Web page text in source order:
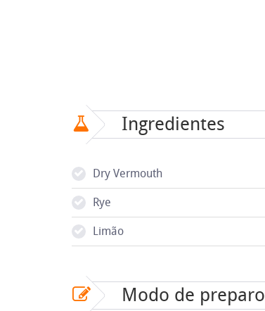
Ingredientes
Dry Vermouth
Rye
Limão
Modo de preparo